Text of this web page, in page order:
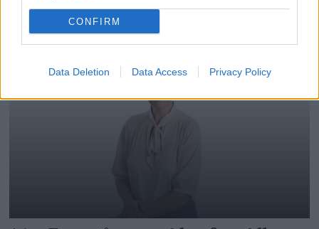
CONFIRM
Data Deletion Data Access Privacy Policy